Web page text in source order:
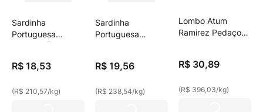
Sardinha
Portuguesa
R$ 18,53
(R$ 210,57/kg)
Sardinha
Portuguesa
R$ 19,56
(R$ 238,54/kg)
Lombo Atum
Ramirez Pedaços
R$ 30,89
(R$ 396,03/kg)